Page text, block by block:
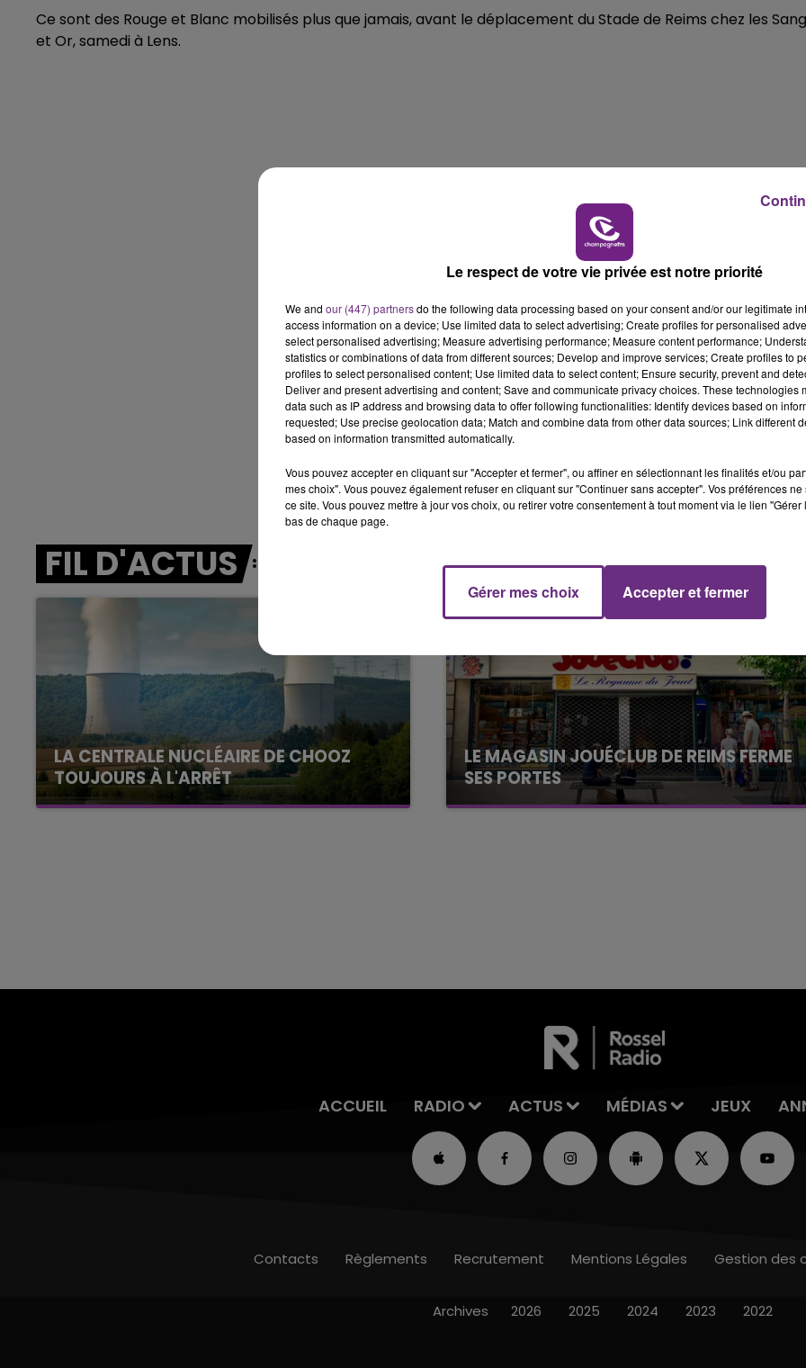
11h00 - 16h00
Ce sont des Rouge et Blanc mobilisés plus que jamais, avant le déplacement du Stade de Reims chez les Sang
et Or, samedi à Lens.
FIL D'ACTUS
LA CENTRALE NUCLÉAIRE DE CHOOZ
TOUJOURS À L'ARRÊT
Cela fait déjà une semaine que la centrale
LE MAGASIN JOUÉCLUB DE REIMS FERME
SES PORTES
C'était l'une des institutions du centre-ville
Le week-end Champagne FM Le Week-end Champagne FM
ACCUEIL RADIO ACTUS MÉDIAS JEUX
Contacts Règlements Recrutement Mentions Légales Gestion des
Archives 2026 2025 2024 2023 2022
Le respect de votre vie privée est notre priorité
We and our (447) partnersdo the following data processing based on your consent and/or our legitimate
access information on a device; Use limited data to select advertising; Create profiles for personalised
select personalised advertising; Measure advertising performance; Measure content performance;
statistics or combinations of data from different sources; Develop and improve services; Create profiles to
profiles to select personalised content; Use limited data to select content; Ensure security, prevent and
Deliver and present advertising and content; Save and communicate privacy choices. These technologies
data such as IP address and browsing data to offer following functionalities: Identify devices based on
requested; Use precise geolocation data; Match and combine data from other data sources; Link different
based on information transmitted automatically.
Vous pouvez accepter en cliquant sur "Accepter et fermer", ou affiner en sélectionnant les finalités et/ou
mes choix". Vous pouvez également refuser en cliquant sur "Continuer sans accepter". Vos préférences
ce site. Vous pouvez mettre à jour vos choix, ou retirer votre consentement à tout moment via le lien
bas de chaque page.
Gérer mes choix Accepter et fermer